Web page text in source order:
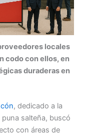
locales
codo con ellos, en
duraderas en
, dedicado a la
salteña, buscó
con áreas de